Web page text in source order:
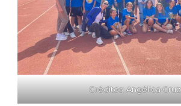
Créditos: Angélica Cruz